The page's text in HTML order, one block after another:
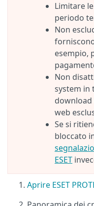
Limitare
periodo
Non
esempio,
Non
system in
download
web
Se si
bloccato
ESET
Aprire ESET